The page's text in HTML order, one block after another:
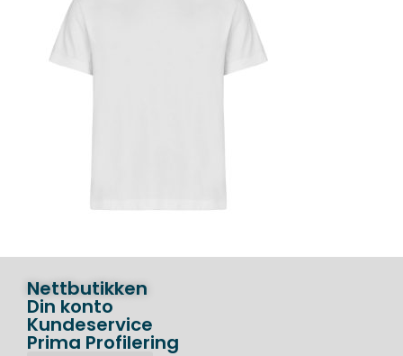
Nettbutikken
Din konto
Kundeservice
Prima Profilering